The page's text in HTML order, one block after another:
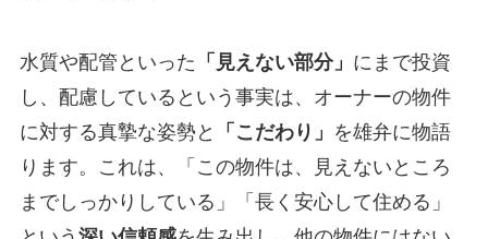
水質や配管といった 「見えない部分」 にまで投資
し、配慮しているという事実は、オーナーの物件
に対する真摯な姿勢と
「こだわり」 を雄弁に物語
ります。これは、「この物件は、見えないところ
までしっかりしている」「長く安心して住める」